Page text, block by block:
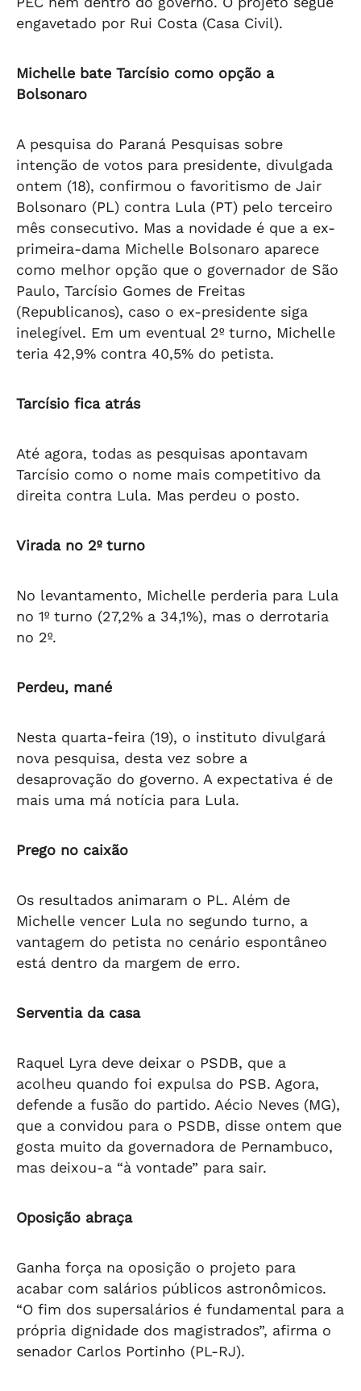
engavetado por Rui Costa (Casa Civil).
Michelle bate Tarcísio como opção a
Bolsonaro
A pesquisa do Paraná Pesquisas sobre
intenção de votos para presidente, divulgada
ontem (18), confirmou o favoritismo de Jair
Bolsonaro (PL) contra Lula (PT) pelo terceiro
mês consecutivo. Mas a novidade é que a ex-
primeira-dama Michelle Bolsonaro aparece
como melhor opção que o governador de São
Paulo, Tarcísio Gomes de Freitas
(Republicanos), caso o ex-presidente siga
inelegível. Em um eventual 2º turno, Michelle
teria 42,9% contra 40,5% do petista.
Tarcísio fica atrás
Até agora, todas as pesquisas apontavam
Tarcísio como o nome mais competitivo da
direita contra Lula. Mas perdeu o posto.
Virada no 2º turno
No levantamento, Michelle perderia para Lula
no 1º turno (27,2% a 34,1%), mas o derrotaria
no 2º.
Perdeu, mané
Nesta quarta-feira (19), o instituto divulgará
nova pesquisa, desta vez sobre a
desaprovação do governo. A expectativa é de
mais uma má notícia para Lula.
Prego no caixão
Os resultados animaram o PL. Além de
Michelle vencer Lula no segundo turno, a
vantagem do petista no cenário espontâneo
está dentro da margem de erro.
Serventia da casa
Raquel Lyra deve deixar o PSDB, que a
acolheu quando foi expulsa do PSB. Agora,
defende a fusão do partido. Aécio Neves (MG),
que a convidou para o PSDB, disse ontem que
gosta muito da governadora de Pernambuco,
mas deixou-a “à vontade” para sair.
Oposição abraça
Ganha força na oposição o projeto para
acabar com salários públicos astronômicos.
“O fim dos supersalários é fundamental para a
própria dignidade dos magistrados”, afirma o
senador Carlos Portinho (PL-RJ).